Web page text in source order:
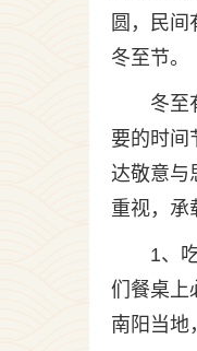
圆，民
冬至节。
冬至
要的时间
达敬意与
重视，承
1、
们餐桌上
南阳当地